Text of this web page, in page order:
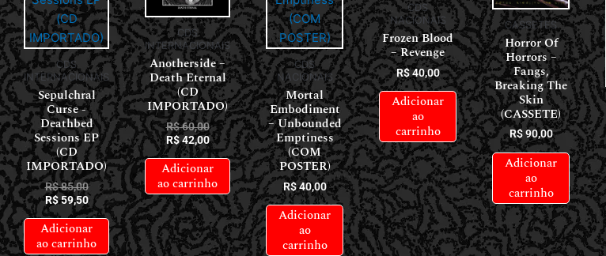
CDS
INTERNACIONAIS
Sepulchral
Curse -
Deathbed
Sessions EP
(CD
IMPORTADO)
R$85,00
R$59,50
Adicionar
ao carrinho
CDS
INTERNACIONAIS
Anotherside –
Death Eternal
(CD
IMPORTADO)
R$60,00
R$42,00
Adicionar
ao carrinho
CDS
NACIONAIS
Mortal
Embodiment
– Unbounded
Emptiness
(COM
POSTER)
R$40,00
Adicionar
ao
carrinho
CDS
NACIONAIS
Frozen Blood
– Revenge
R$40,00
Adicionar
ao
carrinho
CASSETES
Horror Of
Horrors ‎–
Fangs,
Breaking The
Skin
(CASSETE)
R$90,00
Adicionar
ao
carrinho